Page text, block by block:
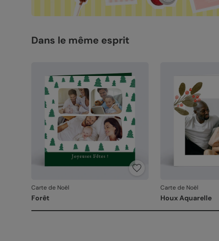
Dans le même esprit
Carte de Noël
Forêt
Carte de Noël
Houx Aquarelle